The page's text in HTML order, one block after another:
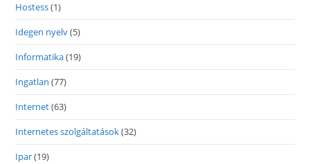
Hostess(1)
Idegen nyelv(5)
Informatika(19)
Ingatlan (77)
Internet(63)
Internetes szolgáltatások(32)
Ipar(19)